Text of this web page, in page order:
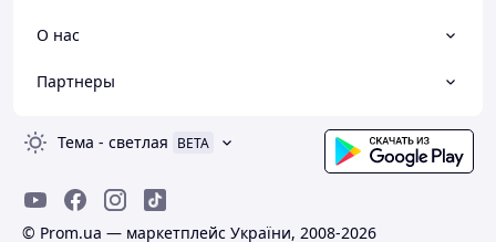
О нас
Партнеры
Тема - светлая BETA
© Prom.ua — маркетплейс України, 2008-2026